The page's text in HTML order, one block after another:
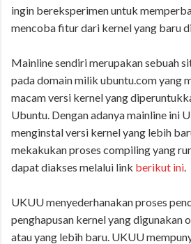
ingin bereksperimen untuk
mencoba fitur dari kernel yang baru
Mainline sendiri merupakan sebuah
pada domain milik ubuntu.com yang
macam versi kernel yang
Ubuntu. Dengan adanya mainline ini
menginstal versi kernel yang lebih
mekakukan proses compiling yang
dapat diakses melalui link berikut ini.
UKUU menyederhanakan proses
penghapusan kernel yang digunakan
atau yang lebih baru. UKUU